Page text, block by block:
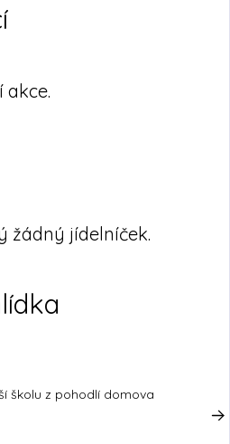
akce.
žádný jídelníček.
školu z pohodlí domova